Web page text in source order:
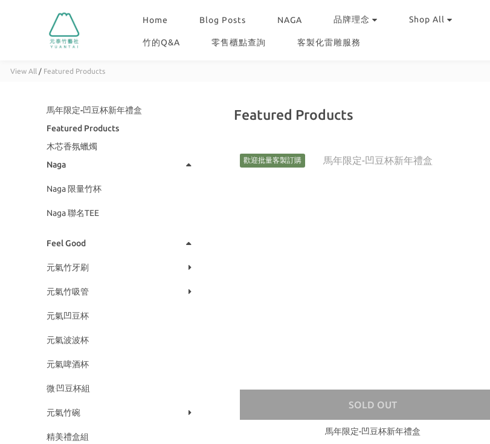
Home Blog Posts NAGA 品牌理念 Shop All
竹的Q&A 零售櫃點查詢 客製化雷雕服務
View All / Featured Products
馬年限定-凹豆杯新年禮盒
Featured Products
木芯香氛蠟燭
Naga
Naga 限量竹杯
Naga 聯名TEE
Feel Good
元氣竹牙刷
元氣竹吸管
元氣凹豆杯
元氣波波杯
元氣啤酒杯
微‧凹豆杯組
元氣竹碗
元氣SNOW碗
精美禮盒組
Featured Products
歡迎批量客製訂購
SOLD OUT
馬年限定-凹豆杯新年禮盒